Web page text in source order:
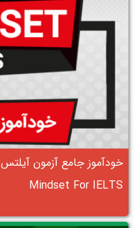
خودآموز جامع آزمون آیلتس
Mindset For IELTS